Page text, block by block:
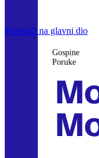
Preskoči na glavni dio
Gospine
Poruke